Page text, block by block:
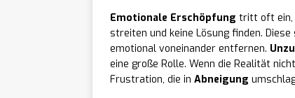
Emotionale Erschöpfung tritt oft ein,
streiten und keine Lösung finden.
emotional voneinander entfernen.
eine große Rolle. Wenn die Realität
Frustration, die in Abneigung